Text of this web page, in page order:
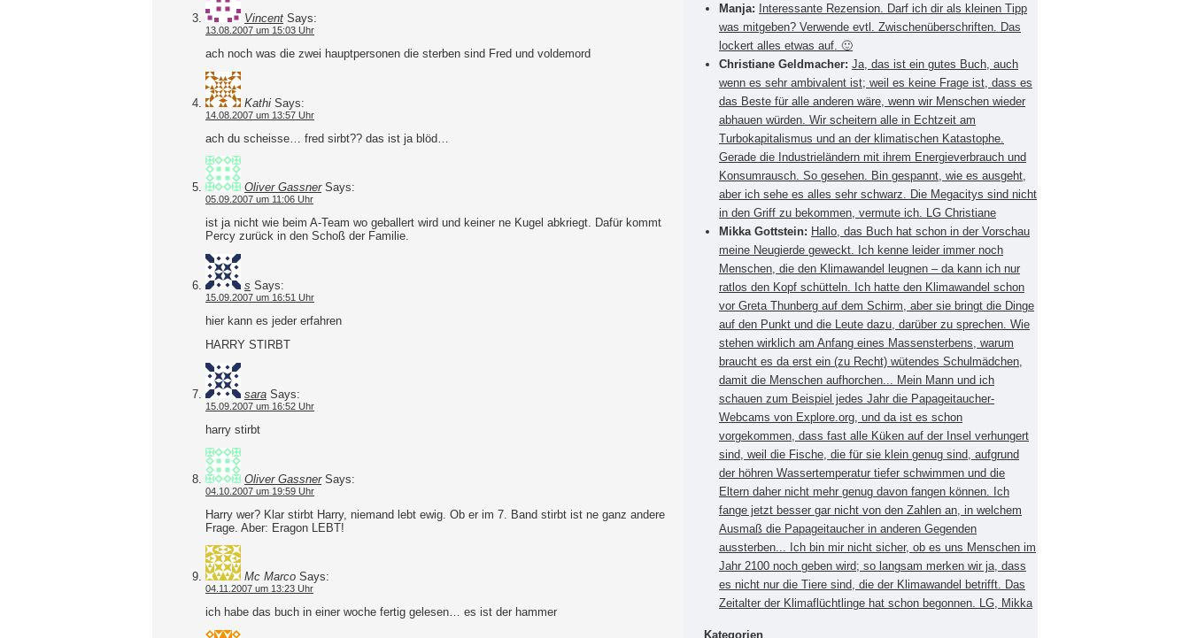
Vincent Says:
13.08.2007 um 15:03 Uhr
ach noch was die zwei hauptpersonen die sterben sind Fred und voldemord
Kathi Says:
14.08.2007 um 13:57 Uhr
ach du scheisse… fred sirbt?? das ist ja blöd…
Oliver GassnerSays:
05.09.2007 um 11:06 Uhr
ist ja nicht wie beim A-Team wo geballert wird und keiner ne Kugel abkriegt. Dafür kommt
Percy zurück in den Schoß der Familie.
s Says:
15.09.2007 um 16:51 Uhr
hier kann es jeder erfahren
HARRY STIRBT
sara Says:
15.09.2007 um 16:52 Uhr
harry stirbt
Oliver GassnerSays:
04.10.2007 um 19:59 Uhr
Harry wer? Klar stirbt Harry, niemand lebt ewig. Ob er im 7. Band stirbt ist ne ganz andere
Frage. Aber: Eragon LEBT!
Mc Marco Says:
04.11.2007 um 13:23 Uhr
ich habe das buch in einer woche fertig gelesen… es ist der hammer
Manja:
Interessante Rezension. Darf ich dir als kleinen Tipp
was mitgeben? Verwende evtl. Zwischenüberschriften. Das
lockert alles etwas auf. 🙂
Christiane Geldmacher: Ja, das ist ein gutes Buch, auch
wenn es sehr ambivalent ist; weil es keine Frage ist, dass es
das Beste für alle anderen wäre, wenn wir Menschen wieder
abhauen würden. Wir scheitern alle in Echtzeit am
Turbokapitalismus und an der klimatischen Katastophe.
Gerade die Industrieländern mit ihrem Energieverbrauch und
Konsumrausch. So gesehen. Bin gespannt, wie es ausgeht,
aber ich sehe es alles sehr schwarz. Die Megacitys sind nicht
in den Griff zu bekommen, vermute ich. LG Christiane
Mikka Gottstein: Hallo, das Buch hat schon in der Vorschau
meine Neugierde geweckt. Ich kenne leider immer noch
Menschen, die den Klimawandel leugnen – da kann ich nur
ratlos den Kopf schütteln. Ich hatte den Klimawandel schon
vor Greta Thunberg auf dem Schirm, aber sie bringt die Dinge
auf den Punkt und die Leute dazu, darüber zu sprechen. Wie
stehen wirklich am Anfang eines Massensterbens, warum
braucht es da erst ein (zu Recht) wütendes Schulmädchen,
damit die Menschen aufhorchen... Mein Mann und ich
schauen zum Beispiel jedes Jahr die Papageitaucher-
Webcams von Explore.org, und da ist es schon
vorgekommen, dass fast alle Küken auf der Insel verhungert
sind, weil die Fische, die für sie klein genug sind, aufgrund
der höhren Wassertemperatur tiefer schwimmen und die
Eltern daher nicht mehr genug davon fangen können. Ich
fange jetzt besser gar nicht von den Zahlen an, in welchem
Ausmaß die Papageitaucher in anderen Gegenden
aussterben... Ich bin mir nicht sicher, ob es uns Menschen im
Jahr 2100 noch geben wird; so langsam merken wir ja, dass
es nicht nur die Tiere sind, die der Klimawandel betrifft. Das
Zeitalter der Klimaflüchtlinge hat schon begonnen. LG, Mikka
Kategorien